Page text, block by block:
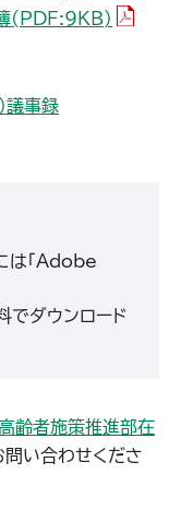
(PDF:9KB) （PDFフ
議事録
は「Adobe
ダウンロード
齢者施策推進部在
問い合わせくださ